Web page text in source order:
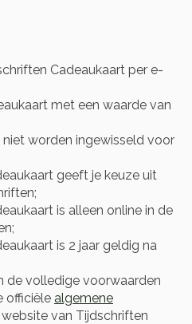
Cadeaukaart per e-
met een waarde van
niet worden ingewisseld voor
geeft je keuze uit
is alleen online in de
is 2 jaar geldig na
de volledige voorwaarden
officiële algemene
van Tijdschriften